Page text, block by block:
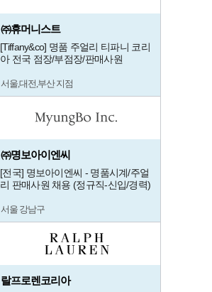
㈜휴머니스트
[Tiffany&co] 명품 주얼리 티파니 코리
아 전국 점장/부점장/판매사원
서울,대전,부산 지점
㈜명보아이엔씨
[전국] 명보아이엔씨 - 명품시계/주얼
리 판매사원 채용 (정규직-신입/경력)
서울 강남구
랄프로렌코리아